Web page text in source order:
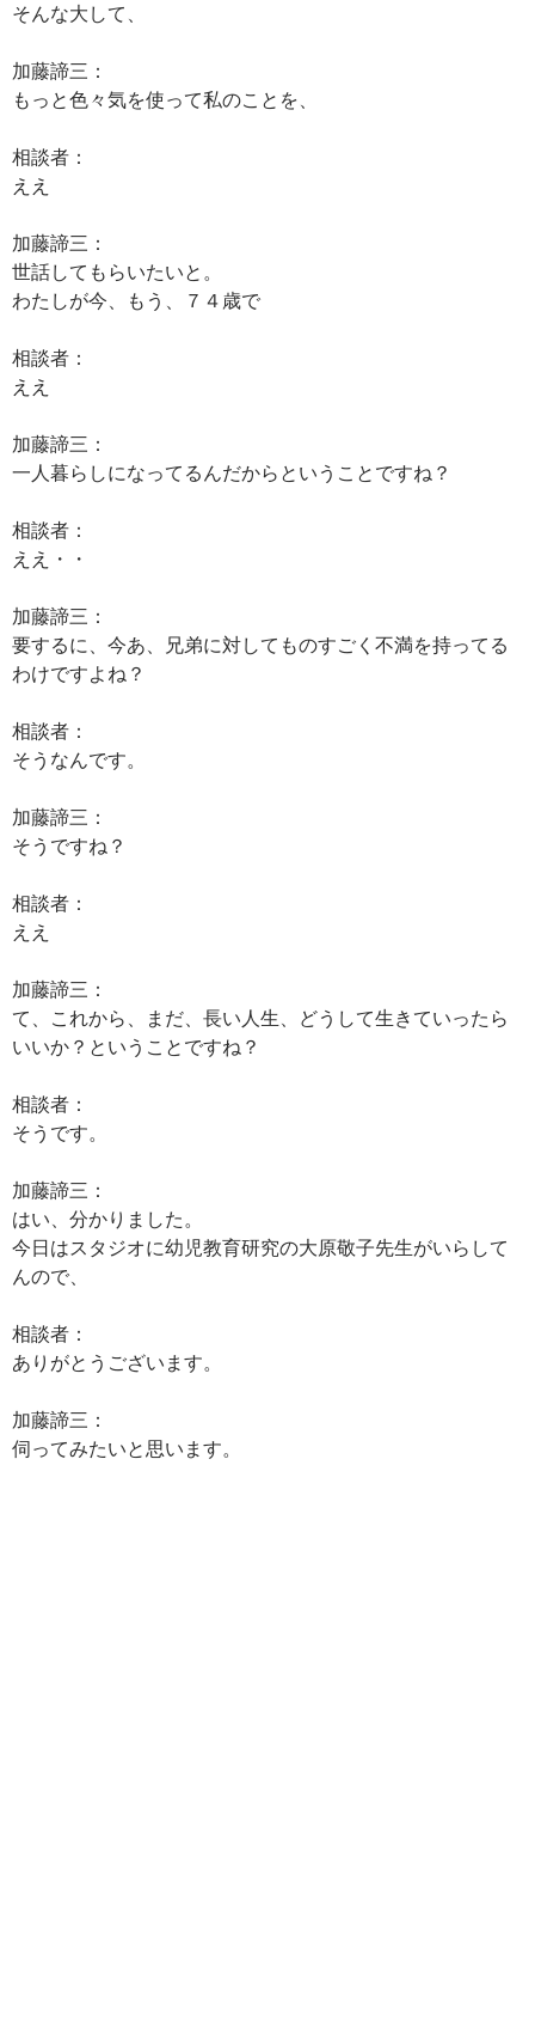
そんな大して、
加藤諦三：
もっと色々気を使って私のことを、
相談者：
ええ
加藤諦三：
世話してもらいたいと。
わたしが今、もう、７４歳で
相談者：
ええ
加藤諦三：
一人暮らしになってるんだからということですね？
相談者：
ええ・・
加藤諦三：
要するに、今あ、兄弟に対してものすごく不満を持ってる
わけですよね？
相談者：
そうなんです。
加藤諦三：
そうですね？
相談者：
ええ
加藤諦三：
て、これから、まだ、長い人生、どうして生きていったら
いいか？ということですね？
相談者：
そうです。
加藤諦三：
はい、分かりました。
今日はスタジオに幼児教育研究の大原敬子先生がいらして
んので、
相談者：
ありがとうございます。
加藤諦三：
伺ってみたいと思います。